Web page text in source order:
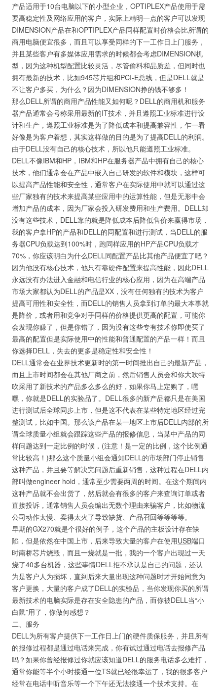
产品适用于10台电脑以下的小型企业，OPTIPLEX产品使用于需
要高稳定性及网络应用的客户，实际上精明一点的客户可以发现
DIMENSION产品在和OPTIPLEX产品同样配置时价格会比所谓的
商用电脑便宜很多，而且可以享受同样的下一工作日上门服务，
并且某些客户有多媒体应用需求的时候都会考虑DIMENSION机
型，因为这种机型配置比较灵活，尽管偷料和品质差，但同时也
拥有最新的技术，比如945芯片组和PCI-E总线，但是DELL就是
不让客户多买，为什么？因为DIMENSION挣的钱不够多！
那么DELL所谓的商用产品性能又如何呢？DELL的商用机和服务
器产品通常会号称采用最新的IT技术，并且遵照工业标准进行设
计和生产，遵照工业标准是为了降低成本和提高兼容性，乍一看
好像是为客户着想，其实这样做的目的是为了提高DELL的利润。
由于DELL没有自己的核心技术，所以他只能遵照工业标准。
DELL不像IBM和HP，IBM和HP在服务器产品中拥有自己的核心
技术，他们通常会在产品中嵌入自己研发的软件和模块，这样可
以提高产品性能和安全性，通常客户在实际使用中就可以通过这
些厂家独有的技术来提高某些应用中的运算性能，但是无形中会
增加产品的成本，因为厂家会投入研发费用和生产费用。DELL却
没有这些技术，DELL靠的就是降低成本后降低售价来赢得市场，
我的客户拿HP的产品和DELL的同配置和进行测试，当DELL的服
务器CPU负载达到100%时，跑同样应用的HP产品CPU负载才
70%，你应该明白为什么DELL同配置产品比其他产品便宜了吧？
因为他没有核心技术，他只有靠硬件配置来提高性能，因此DELL
永远没有办法进入金融和电信行业的核心应用，因为在高端产品
市场大家都认为DELL的产品是XX，没有任何独有的技术为客户
提高可用性和安全性，而DELL的销售人员拿到订单的最大本事就
是降价，或者用和竞争对手同样的价格提供更高的配置，可能你
会发现你赚了，但是你错了，因为没有这些专有技术你即使买了
最高的配置但是实际使用中的性能和普通配置的产品一样！而且
你选择DELL，失去的更多是稳定性和安全性！
DELL通常会在业界技术更新时的第一时间推出自己的最新产品，
而且上市时间都会在其他厂商之前，然后销售人员会和你大吹特
吹采用了新技术的产品多么多么的好，如果你马上定购了，嘿
嘿，你就是DELL的实验品了。DELL很多的新产品都只是在美国
进行测试后全球同步上市，但是这不代表在某些特定地区经过完
整测试，比如中国。那么该产品在某一地区上市后DELL内部的所
谓全球质量小组就会跟踪这些产品的报修信息，当某中产品的同
样问题达到一定比例的时候，(注意！是一定的比例，这个比例通
常比较高！)那么这个质量小组会通知DELL的市场部门停止销售
这种产品，并且要等解决完问题后重新销售，这种过程在DELL内
部叫做engineer hold，通常至少需要两周的时间。在这个期间内
这种产品就不会出货了，然后就会有很多的客户来查询订单或者
直接投诉，通常销售人员会编出无数个理由来骗客户，比如物流
公司动作太慢、卖得太火了导致缺货、产品召回等等等等。
早期的GX270就是个很好的例子，这个产品的主板设计存在缺
陷，但是依然在中国上市，后来导致大量的客户在使用USB端口
时南桥芯片烧毁，而且一烧就是一批，我的一个客户出现过一天
烧了40多台机器，这些事情DELL拒不承认是自己的问题，还认
为是客户人为损坏，直到后来大量出现这种问题时才开始同意为
客户更换，大量的客户成了DELL的实验品，当你发现你买的所谓
最新技术的电脑实际是存在安全隐患的产品，而你被DELL当“小
白鼠”用了，你做何感想？
二、服务
DELL为所有客户提供下一工作日上门的硬件质保服务，并且所有
的报修过程都是通过电话来完成，你有试过通过电话去报修产品
吗？如果你曾经报修过你就应该知道DELL的服务电话多么难打，
通常你能等半个小时接通一位TS就已经很幸运了，我的很多客户
经常在电话中听音乐等一个下午还无法接通一个技术支持。在